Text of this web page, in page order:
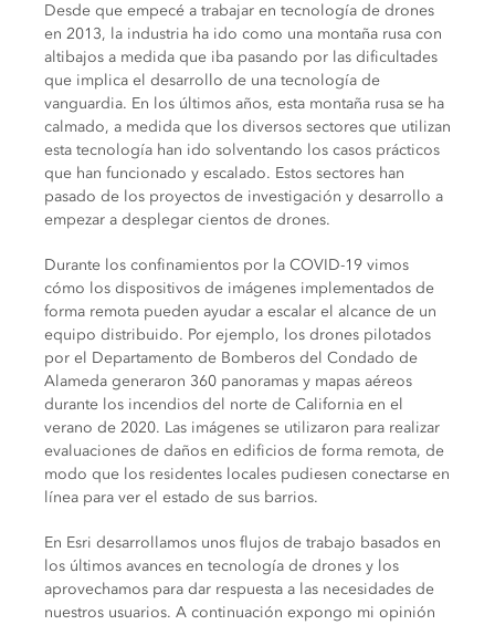
Desde que empecé a trabajar en tecnología de drones
en 2013, la industria ha ido como una montaña rusa con
altibajos a medida que iba pasando por las dificultades
que implica el desarrollo de una tecnología de
vanguardia. En los últimos años, esta montaña rusa se ha
calmado, a medida que los diversos sectores que utilizan
esta tecnología han ido solventando los casos prácticos
que han funcionado y escalado. Estos sectores han
pasado de los proyectos de investigación y desarrollo a
empezar a desplegar cientos de drones.
Durante los confinamientos por la COVID-19 vimos
cómo los dispositivos de imágenes implementados de
forma remota pueden ayudar a escalar el alcance de un
equipo distribuido. Por ejemplo, los drones pilotados
por el Departamento de Bomberos del Condado de
Alameda generaron 360 panoramas y mapas aéreos
durante los incendios del norte de California en el
verano de 2020. Las imágenes se utilizaron para realizar
evaluaciones de daños en edificios de forma remota, de
modo que los residentes locales pudiesen conectarse en
línea para ver el estado de sus barrios.
En Esri desarrollamos unos flujos de trabajo basados en
los últimos avances en tecnología de drones y los
aprovechamos para dar respuesta a las necesidades de
nuestros usuarios. A continuación expongo mi opinión